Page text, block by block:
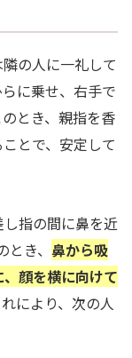
の人に一礼して
に乗せ、右手で
とき、親指を香
とで、安定して
指の間に鼻を近
き、 鼻から吸
顔を横に向けて
れにより、次の人